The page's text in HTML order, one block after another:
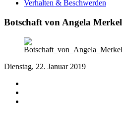
Verhalten & Beschwerden
Botschaft von Angela Merkel
Dienstag, 22. Januar 2019